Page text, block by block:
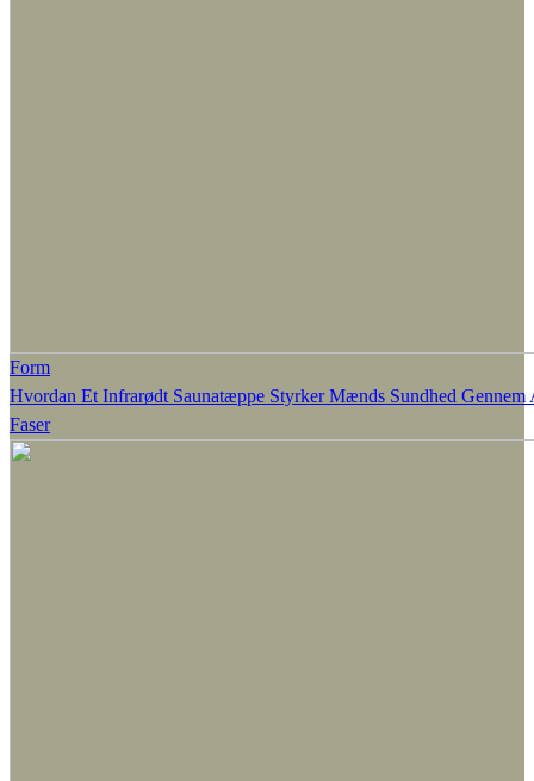
Form
Hvordan Et Infrarødt Saunatæppe Styrker Mænds Sundhed Gennem
Faser